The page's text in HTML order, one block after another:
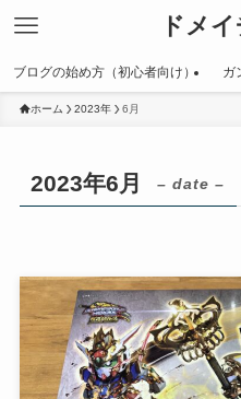
ドメ
ブログの始め方（初心者向け） ガ
ホーム 2023年 6月
2023年6月 – date –